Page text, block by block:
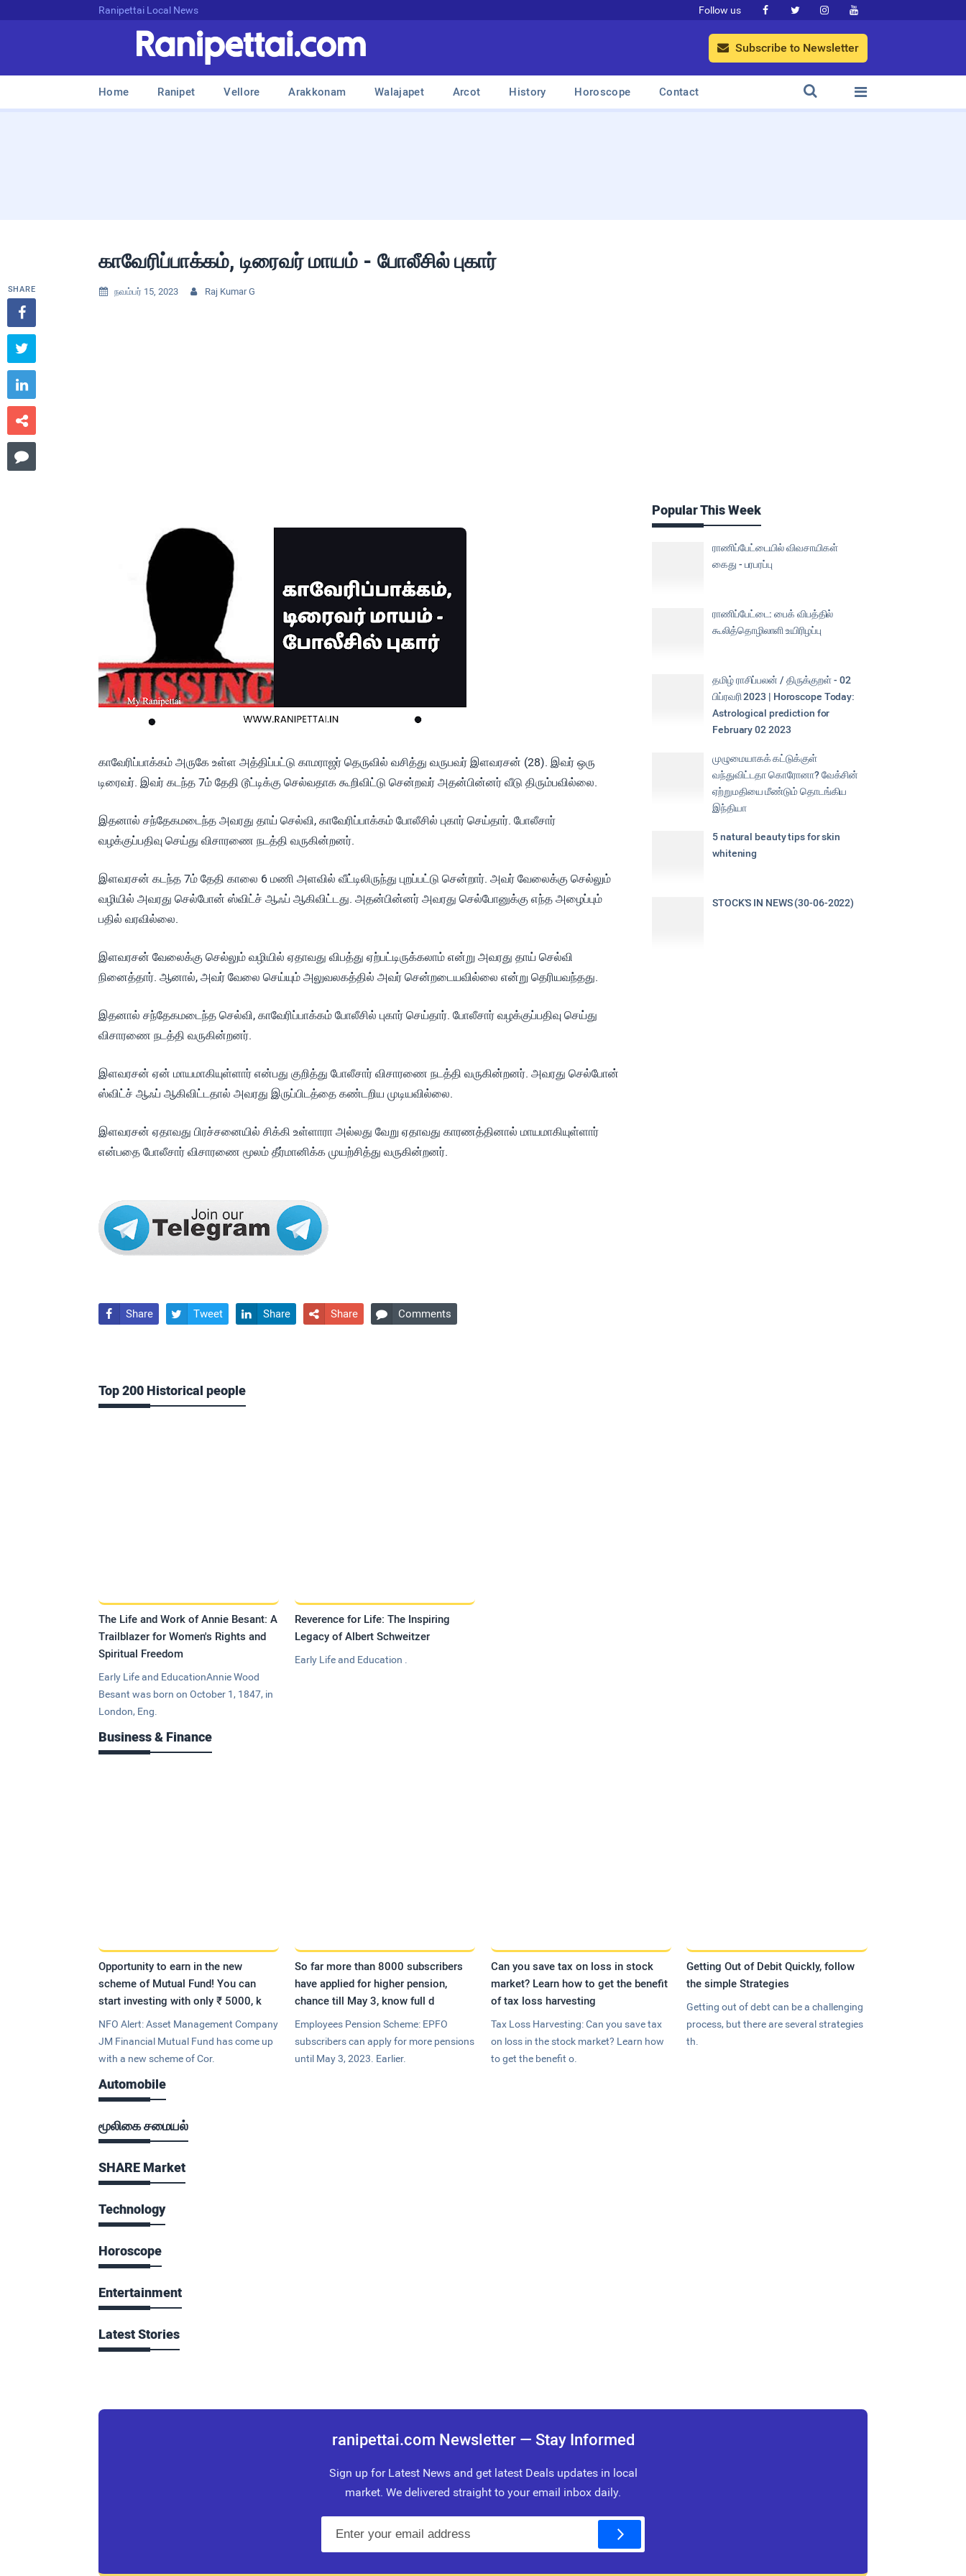
Ranipettai Local News Follow us    
 Subscribe to Newsletter
Home Ranipet Vellore Arakkonam Walajapet Arcot History Horoscope Contact 

காவேரிப்பாக்கம், டிரைவர் மாயம் - போலீசில் புகார்
 நவம்பர் 15, 2023  Raj Kumar G
காவேரிப்பாக்கம் அருகே உள்ள அத்திப்பட்டு காமராஜர் தெருவில் வசித்து வருபவர் இளவரசன் (28). இவர் ஒரு
டிரைவர். இவர் கடந்த 7ம் தேதி டூட்டிக்கு செல்வதாக கூறிவிட்டு சென்றவர் அதன்பின்னர் வீடு திரும்பவில்லை.
இதனால் சந்தேகமடைந்த அவரது தாய் செல்வி, காவேரிப்பாக்கம் போலீசில் புகார் செய்தார். போலீசார்
வழக்குப்பதிவு செய்து விசாரணை நடத்தி வருகின்றனர்.
இளவரசன் கடந்த 7ம் தேதி காலை 6 மணி அளவில் வீட்டிலிருந்து புறப்பட்டு சென்றார். அவர் வேலைக்கு செல்லும்
வழியில் அவரது செல்போன் ஸ்விட்ச் ஆஃப் ஆகிவிட்டது. அதன்பின்னர் அவரது செல்போனுக்கு எந்த அழைப்பும்
பதில் வரவில்லை.
இளவரசன் வேலைக்கு செல்லும் வழியில் ஏதாவது விபத்து ஏற்பட்டிருக்கலாம் என்று அவரது தாய் செல்வி
நினைத்தார். ஆனால், அவர் வேலை செய்யும் அலுவலகத்தில் அவர் சென்றடையவில்லை என்று தெரியவந்தது.
இதனால் சந்தேகமடைந்த செல்வி, காவேரிப்பாக்கம் போலீசில் புகார் செய்தார். போலீசார் வழக்குப்பதிவு செய்து
விசாரணை நடத்தி வருகின்றனர்.
இளவரசன் ஏன் மாயமாகியுள்ளார் என்பது குறித்து போலீசார் விசாரணை நடத்தி வருகின்றனர். அவரது செல்போன்
ஸ்விட்ச் ஆஃப் ஆகிவிட்டதால் அவரது இருப்பிடத்தை கண்டறிய முடியவில்லை.
இளவரசன் ஏதாவது பிரச்சனையில் சிக்கி உள்ளாரா அல்லது வேறு ஏதாவது காரணத்தினால் மாயமாகியுள்ளார்
என்பதை போலீசார் விசாரணை மூலம் தீர்மானிக்க முயற்சித்து வருகின்றனர்.
SHARE





 Share  Tweet  Share  Share  Comments
Popular This Week
ராணிப்பேட்டையில் விவசாயிகள்
கைது - பரபரப்பு
ராணிப்பேட்டை: பைக் விபத்தில்
கூலித்தொழிலாளி உயிரிழப்பு
தமிழ் ராசிப்பலன் / திருக்குறள் - 02
பிப்ரவரி 2023 | Horoscope Today:
Astrological prediction for
February 02 2023
முழுமையாகக் கட்டுக்குள்
வந்துவிட்டதா கொரோனா? வேக்சின்
ஏற்றுமதியை மீண்டும் தொடங்கிய
இந்தியா
5 natural beauty tips for skin
whitening
STOCK'S IN NEWS (30-06-2022)
Top 200 Historical people
The Life and Work of Annie Besant: A
Trailblazer for Women's Rights and
Spiritual Freedom
Early Life and EducationAnnie Wood
Besant was born on October 1, 1847, in
London, Eng.
Reverence for Life: The Inspiring
Legacy of Albert Schweitzer
Early Life and Education .
Business & Finance
Opportunity to earn in the new
scheme of Mutual Fund! You can
start investing with only ₹ 5000, k
NFO Alert: Asset Management Company
JM Financial Mutual Fund has come up
with a new scheme of Cor.
So far more than 8000 subscribers
have applied for higher pension,
chance till May 3, know full d
Employees Pension Scheme: EPFO
subscribers can apply for more pensions
until May 3, 2023. Earlier.
Can you save tax on loss in stock
market? Learn how to get the benefit
of tax loss harvesting
Tax Loss Harvesting: Can you save tax
on loss in the stock market? Learn how
to get the benefit o.
Getting Out of Debit Quickly, follow
the simple Strategies
Getting out of debt can be a challenging
process, but there are several strategies
th.
Automobile
மூலிகை சமையல்
SHARE Market
Technology
Horoscope
Entertainment
Latest Stories
ranipettai.com Newsletter — Stay Informed
Sign up for Latest News and get latest Deals updates in local
market. We delivered straight to your email inbox daily.